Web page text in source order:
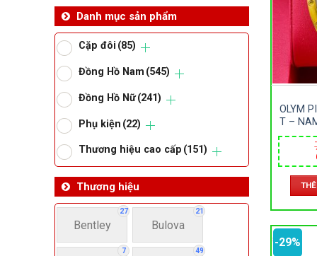
Danh mục sản phẩm
Cặp đôi (85)
Đồng Hồ Nam (545)
Đồng Hồ Nữ(241)
Phụ kiện (22)
Thương hiệu cao cấp (151)
Thương hiệu
27
Bentley
21
Bulova
7 49
OLYM
T –
–
-29%